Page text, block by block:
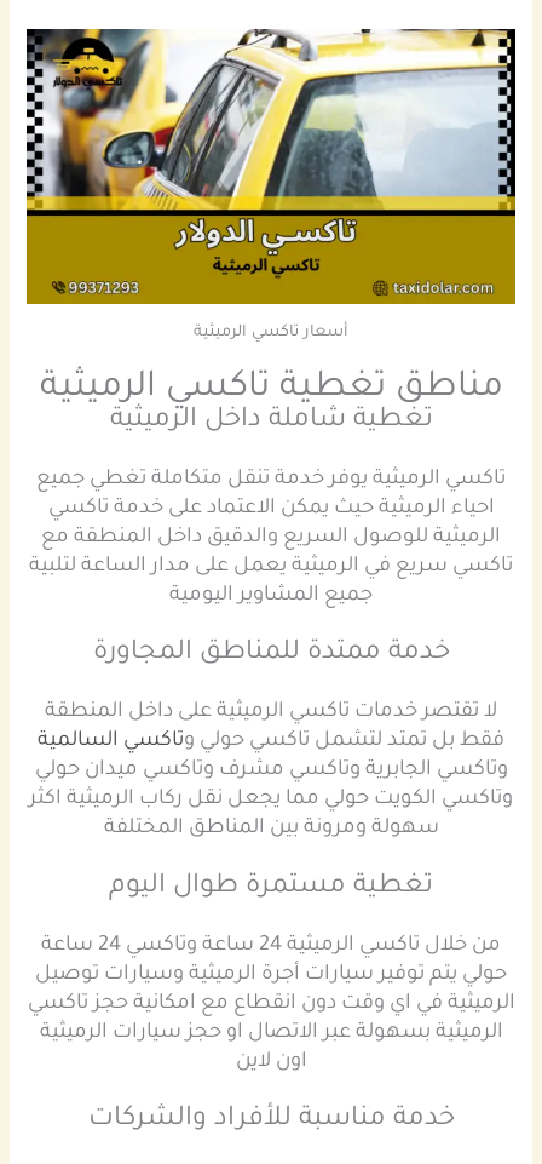
أسعار تاكسي الرميثية
مناطق تغطية تاكسي الرميثية
تغطية شاملة داخل الرميثية
تاكسي الرميثية يوفر خدمة تنقل متكاملة تغطي جميع
احياء الرميثية حيث يمكن الاعتماد على خدمة تاكسي
الرميثية للوصول السريع والدقيق داخل المنطقة مع
تاكسي سريع في الرميثية يعمل على مدار الساعة لتلبية
جميع المشاوير اليومية
خدمة ممتدة للمناطق المجاورة
لا تقتصر خدمات تاكسي الرميثية على داخل المنطقة
فقط بل تمتد لتشمل تاكسي حولي وتاكسي السالمية
وتاكسي الجابرية وتاكسي مشرف وتاكسي ميدان حولي
وتاكسي الكويت حولي مما يجعل نقل ركاب الرميثية اكثر
سهولة ومرونة بين المناطق المختلفة
تغطية مستمرة طوال اليوم
من خلال تاكسي الرميثية 24 ساعة وتاكسي 24 ساعة
حولي يتم توفير سيارات أجرة الرميثية وسيارات توصيل
الرميثية في اي وقت دون انقطاع مع امكانية حجز تاكسي
الرميثية بسهولة عبر الاتصال او حجز سيارات الرميثية
اون لاين
خدمة مناسبة للأفراد والشركات